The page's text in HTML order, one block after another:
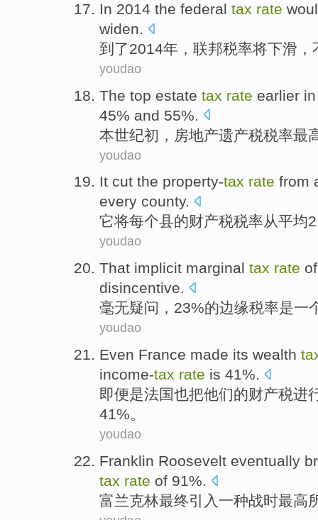
In 2014 the federal tax rate
widen.
到了2014年， 联邦税率将下滑 ，
youdao
The top estate tax rate earlier
45% and 55%.
本世纪初 ， 房地产遗产税税率最
youdao
It cut the property-tax rate from
every county.
它将每个县的财产税税率从平均
youdao
That implicit marginal tax rate of
disincentive.
毫无疑问，23%的边缘税率是一
youdao
Even France made its wealth
income-tax rate is 41%.
即便是法国也把他们的财产税进
41%。
youdao
Franklin Roosevelt eventually
tax rate of 91%.
富兰克林最终引入 一种战时最高